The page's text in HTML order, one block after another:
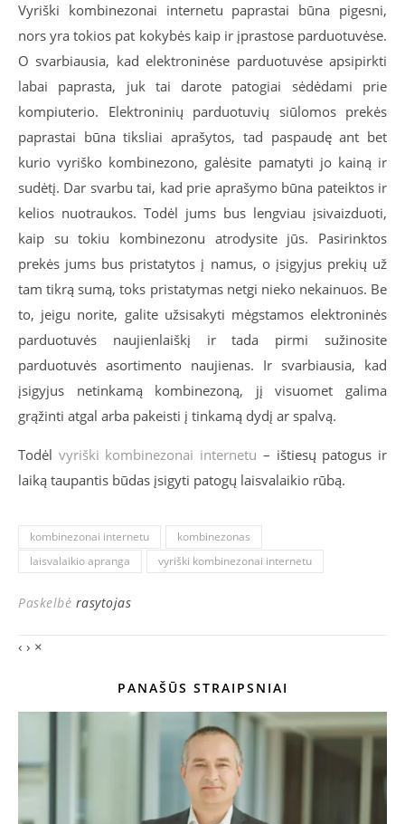
Vyriški kombinezonai internetu paprastai būna pigesni,
nors yra tokios pat kokybės kaip ir įprastose parduotuvėse.
O svarbiausia, kad elektroninėse parduotuvėse apsipirkti
labai paprasta, juk tai darote patogiai sėdėdami prie
kompiuterio. Elektroninių parduotuvių siūlomos prekės
paprastai būna tiksliai aprašytos, tad paspaudę ant bet
kurio vyriško kombinezono, galėsite pamatyti jo kainą ir
sudėtį. Dar svarbu tai, kad prie aprašymo būna pateiktos ir
kelios nuotraukos. Todėl jums bus lengviau įsivaizduoti,
kaip su tokiu kombinezonu atrodysite jūs. Pasirinktos
prekės jums bus pristatytos į namus, o įsigyjus prekių už
tam tikrą sumą, toks pristatymas netgi nieko nekainuos. Be
to, jeigu norite, galite užsisakyti mėgstamos elektroninės
parduotuvės naujienlaiškį ir tada pirmi sužinosite
parduotuvės asortimento naujienas. Ir svarbiausia, kad
įsigyjus netinkamą kombinezoną, jį visuomet galima
grąžinti atgal arba pakeisti į tinkamą dydį ar spalvą.
Todėl vyriški kombinezonai internetu – ištiesų patogus ir
laiką taupantis būdas įsigyti patogų laisvalaikio rūbą.
kombinezonai internetu
kombinezonas
laisvalaikio apranga
vyriški kombinezonai internetu
Paskelbė rasytojas
‹ › ×
PANAŠŪS STRAIPSNIAI